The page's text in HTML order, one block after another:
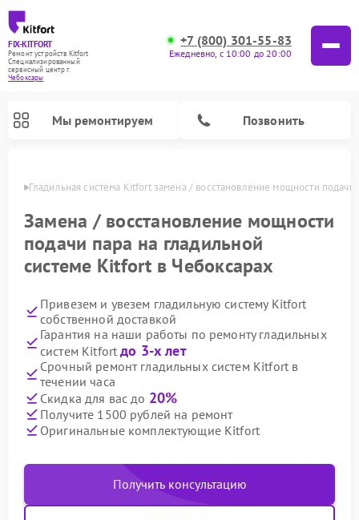
FIX-KITFORT
Ремонт устройств Kitfort
Специализированный
cервисный центр г.
Чебоксары
+7 (800) 301-55-83
Ежедневно, с 10:00 до 20:00
Мы ремонтируем Позвонить
Гладильная система Kitfort замена / восстановление мощности подачи
Замена / восстановление мощности
подачи пара на гладильной
системе Kitfort в Чебоксарах
Привезем и увезем гладильную систему Kitfort
собственной доставкой
Гарантия на наши работы по ремонту гладильных
систем Kitfortдо 3-х лет
Срочный ремонт гладильных систем Kitfort в
течении часа
Скидка для вас до 20%
Получите 1500 рублей на ремонт
Оригинальные комплектующие Kitfort
Получить консультацию